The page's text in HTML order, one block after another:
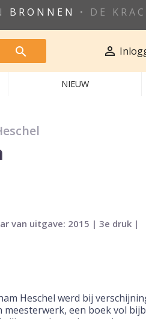
BRONNEN
• DE
 
NIEUW
van uitgave: 2015 | 3e druk |
Heschel werd bij
meesterwerk, een boek vol